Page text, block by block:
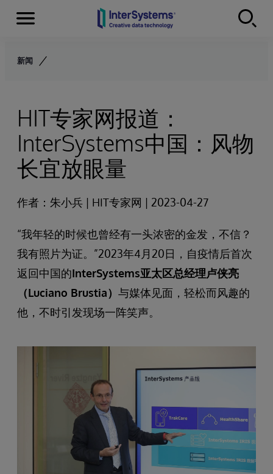
Skip to content
Menu
新闻
HIT专家网报道：
InterSystems中国：风物
长宜放眼量
作者：朱小兵 | HIT专家网 | 2023-04-27
“我年轻的时候也曾经有一头浓密的金发，不信？
我有照片为证。”2023年4月20日，自疫情后首次
返回中国的InterSystems亚太区总经理卢侠亮
（Luciano Brustia） 与媒体见面，轻松而风趣的
他，不时引发现场一阵笑声。